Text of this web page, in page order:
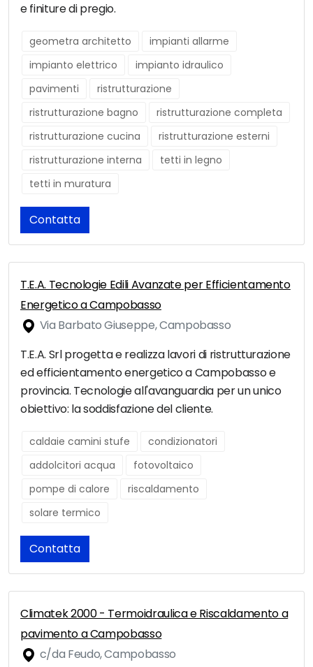
e finiture di pregio.
geometra architetto
impianti allarme
impianto elettrico
impianto idraulico
pavimenti
ristrutturazione
ristrutturazione bagno
ristrutturazione completa
ristrutturazione cucina
ristrutturazione esterni
ristrutturazione interna
tetti in legno
tetti in muratura
Contatta
T.E.A. Tecnologie Edili Avanzate per Efficientamento
Energetico a Campobasso
Via Barbato Giuseppe, Campobasso
T.E.A. Srl progetta e realizza lavori di ristrutturazione
ed efficientamento energetico a Campobasso e
provincia. Tecnologie all'avanguardia per un unico
obiettivo: la soddisfazione del cliente.
caldaie camini stufe
condizionatori
addolcitori acqua
fotovoltaico
pompe di calore
riscaldamento
solare termico
Contatta
Climatek 2000 - Termoidraulica e Riscaldamento a
pavimento a Campobasso
c/da Feudo, Campobasso